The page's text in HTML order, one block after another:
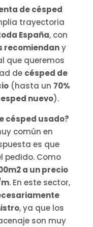
de césped
trayectoria
España, con
recomiendany
que queremos
de césped de
(hasta un 70%
nuevo).
césped usado?
común en
es que
pedido. Como
a un precio
. En este sector,
, ya que los
son muy